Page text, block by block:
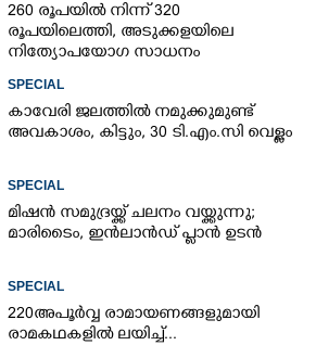
260 രൂപയിൽ നിന്ന് 320
രൂപയിലെത്തി, അടുക്കളയിലെ
നിത്യോപയോഗ സാധനം
SPECIAL
കാവേരി ജലത്തിൽ നമുക്കുമുണ്ട്
അവകാശം, കിട്ടും, 30 ടി.എം.സി വെള്ളം
SPECIAL
മിഷൻ സമുദ്ര‌യ്ക്ക് ചലനം വയ്ക്കുന്നു;
മാരിടൈം, ഇൻലാൻഡ് പ്ലാൻ ഉടൻ
SPECIAL
220 അപൂർവ്വ രാമായണങ്ങളുമായി
രാമകഥകളിൽ ലയിച്ച്...